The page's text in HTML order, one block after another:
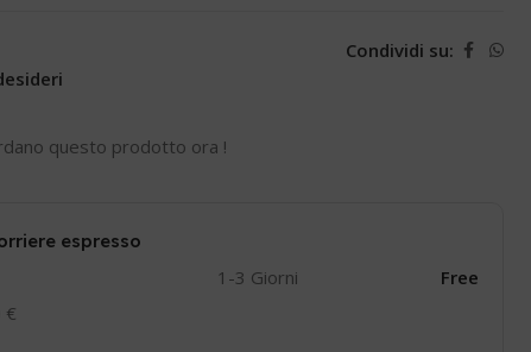
Condividi su:
questo prodotto ora !
espresso
€
1-3 Giorni Free